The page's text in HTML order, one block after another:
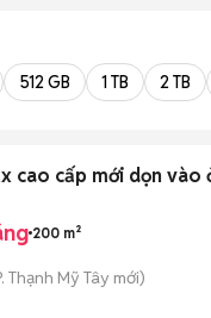
512 GB 1 TB 2 TB
giường ngủ ktx cao
200 m²
Thạnh Mỹ Tây mới)